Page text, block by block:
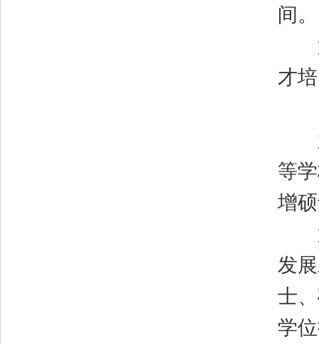
间。
第
才
第
等
增
第
发
士
学